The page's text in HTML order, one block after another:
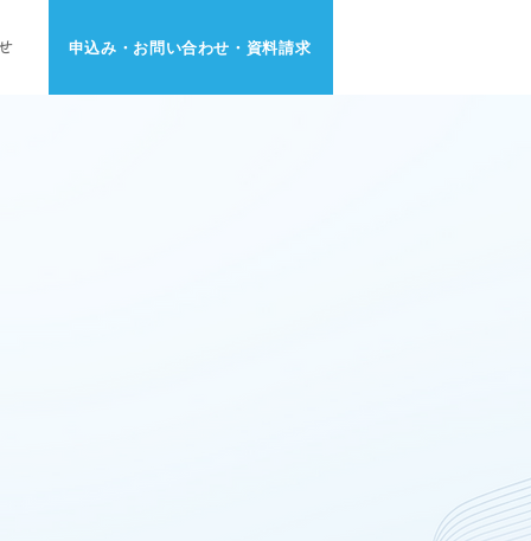
申込み・お問い合わせ・資料請求